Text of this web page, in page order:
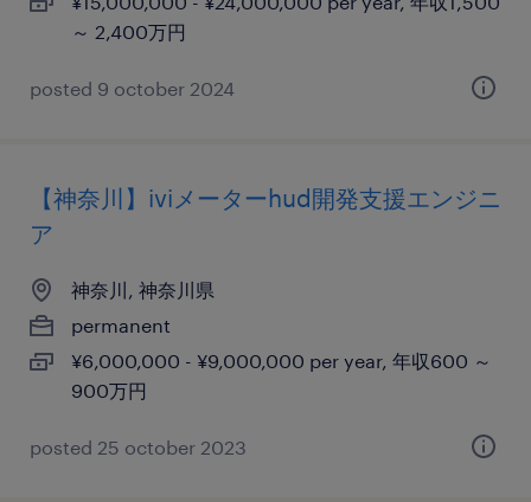
～ 2,400万円
posted 9 october 2024
【神奈川】iviメーターhud開発支援エンジニ
ア
神奈川, 神奈川県
permanent
¥6,000,000 - ¥9,000,000 per year, 年収600 ～
900万円
posted 25 october 2023